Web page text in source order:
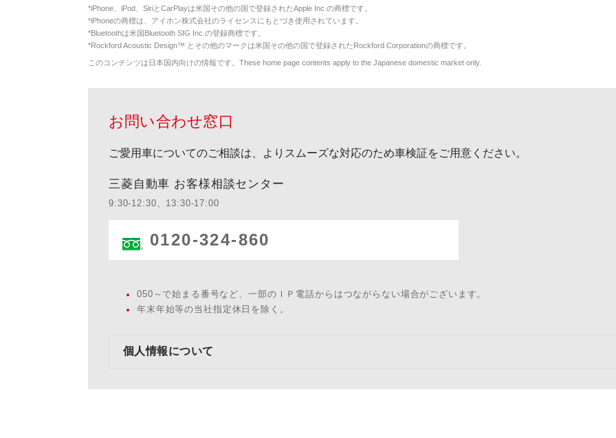
*iPhone、iPod、SiriとCarPlayは米国その他の国で登録されたApple Inc.の商標です。
*iPhoneの商標は、アイホン株式会社のライセンスにもとづき使用されています。
*Bluetoothは米国Bluetooth SIG Inc.の登録商標です。
*Rockford Acoustic Design™ とその他のマークは米国その他の国で登録されたRockford Corporationの商標です。
このコンテンツは日本国内向けの情報です。These home page contents apply to the Japanese domestic market only.
お問い合わせ窓口
ご愛用車についてのご相談は、よりスムーズな対応のため車検証をご用意ください。
三菱自動車 お客様相談センター
9:30-12:30、13:30-17:00
0120-324-860
050～で始まる番号など、一部のＩＰ電話からはつながらない場合がございます。
年末年始等の当社指定休日を除く。
個人情報について